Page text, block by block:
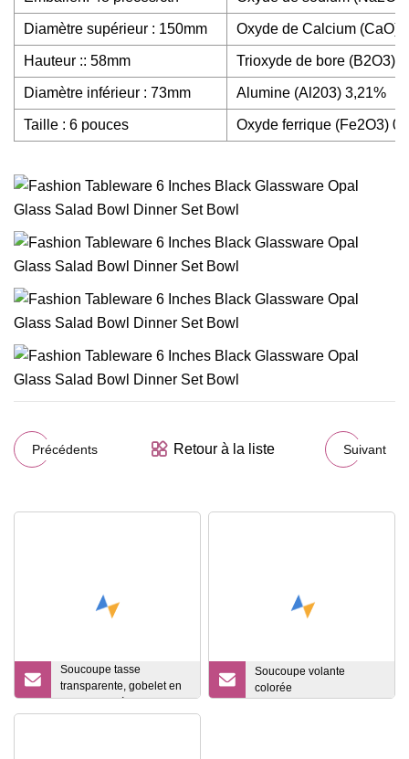
Diamètre supérieur : 150mm Oxyde de Calcium (CaO)
Hauteur :: 58mm Trioxyde de bore (B2O3)
Diamètre inférieur : 73mm Alumine (Al203) 3,21%
Taille : 6 pouces Oxyde ferrique (Fe2O3)
Précédents Retour à la liste Suivant
Soucoupe tasse
transparente, gobelet en
verre, tasse à eau
Soucoupe volante
colorée